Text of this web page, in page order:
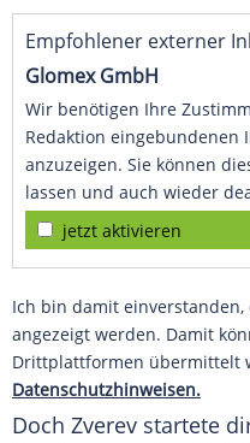
Empfohlener externer
Glomex GmbH
Wir benötigen Ihre
Redaktion eingebundenen
anzuzeigen. Sie können
lassen und auch wieder
jetzt aktivieren
Ich bin damit
angezeigt werden. Damit
Drittplattformen übermittelt
Datenschutzhinweisen.
Doch Zverev startete